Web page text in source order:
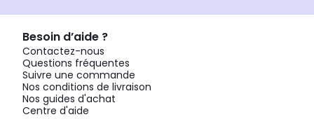
Besoin d’aide ?
Contactez-nous
Questions fréquentes
Suivre une commande
Nos conditions de livraison
Nos guides d'achat
Centre d'aide